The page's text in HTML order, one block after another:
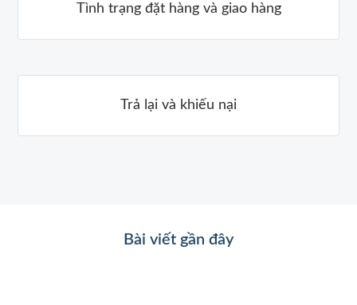
Tình trạng đặt hàng và giao hàng
Trả lại và khiếu nại
Bài viết gần đây